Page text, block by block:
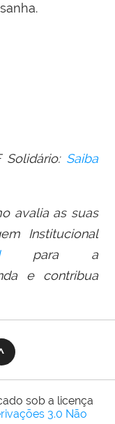
Solidário: Saiba
avalia as suas
Institucional
para a
e contribua
sob a licença
3.0 Não